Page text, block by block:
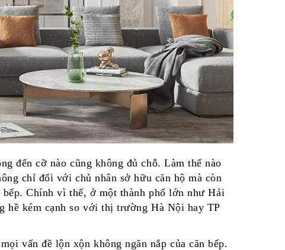
đến cỡ nào cũng không đủ chỗ. Làm thế nào
chỉ đối với chủ nhân sở hữu căn hộ mà còn
Chính vì thế, ở một thành phố lớn như Hải
hề kém cạnh so với thị trường Hà Nội hay TP
vấn đề lộn xộn không ngăn nắp của căn bếp.